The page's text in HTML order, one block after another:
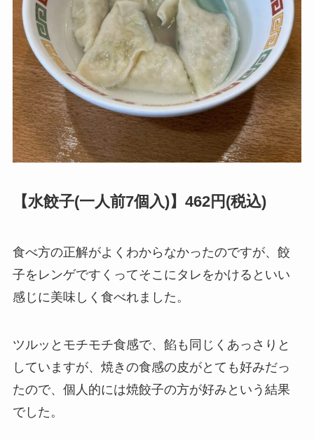
【水餃子(一人前7個入)】462円(税込)
食べ方の正解がよくわからなかったのですが、餃
子をレンゲですくってそこにタレをかけるといい
感じに美味しく食べれました。
ツルッとモチモチ食感で、餡も同じくあっさりと
していますが、焼きの食感の皮がとても好みだっ
たので、個人的には焼餃子の方が好みという結果
でした。